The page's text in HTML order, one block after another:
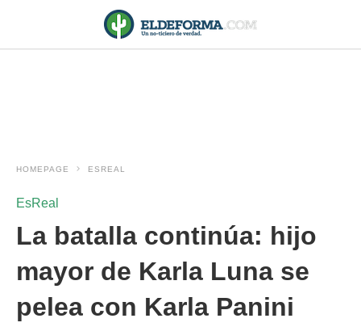
HOMEPAGE ESREAL
EsReal
La batalla continúa: hijo
mayor de Karla Luna se
pelea con Karla Panini